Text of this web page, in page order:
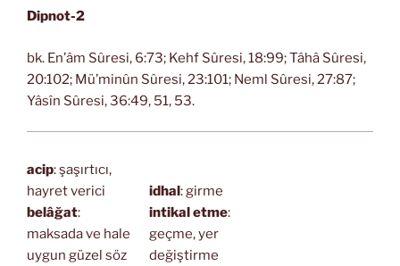
Dipnot-2
bk. En’âm Sûresi, 6:73; Kehf Sûresi, 18:99; Tâhâ Sûresi,
20:102; Mü’minûn Sûresi, 23:101; Neml Sûresi, 27:87;
Yâsîn Sûresi, 36:49, 51, 53.
acip: şaşırtıcı,
hayret verici
belâğat:
maksada ve hale
uygun güzel söz
idhal: girme
intikal etme:
geçme, yer
değiştirme